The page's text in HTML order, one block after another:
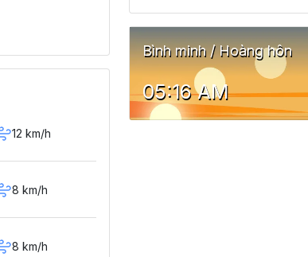
12 km/h
8 km/h
8 km/h
Bình minh / Hoàng hôn
05:16 AM